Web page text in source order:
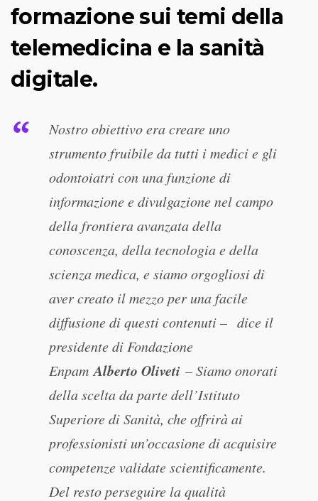
formazione sui temi della
telemedicina e la sanità
digitale.
Nostro obiettivo era creare uno
strumento fruibile da tutti i medici e gli
odontoiatri con una funzione di
informazione e divulgazione nel campo
della frontiera avanzata della
conoscenza, della tecnologia e della
scienza medica, e siamo orgogliosi di
aver creato il mezzo per una facile
diffusione di questi contenuti – dice il
presidente di Fondazione
Enpam Alberto Oliveti – Siamo onorati
della scelta da parte dell’Istituto
Superiore di Sanità, che offrirà ai
professionisti un’occasione di acquisire
competenze validate scientificamente.
Del resto perseguire la qualità